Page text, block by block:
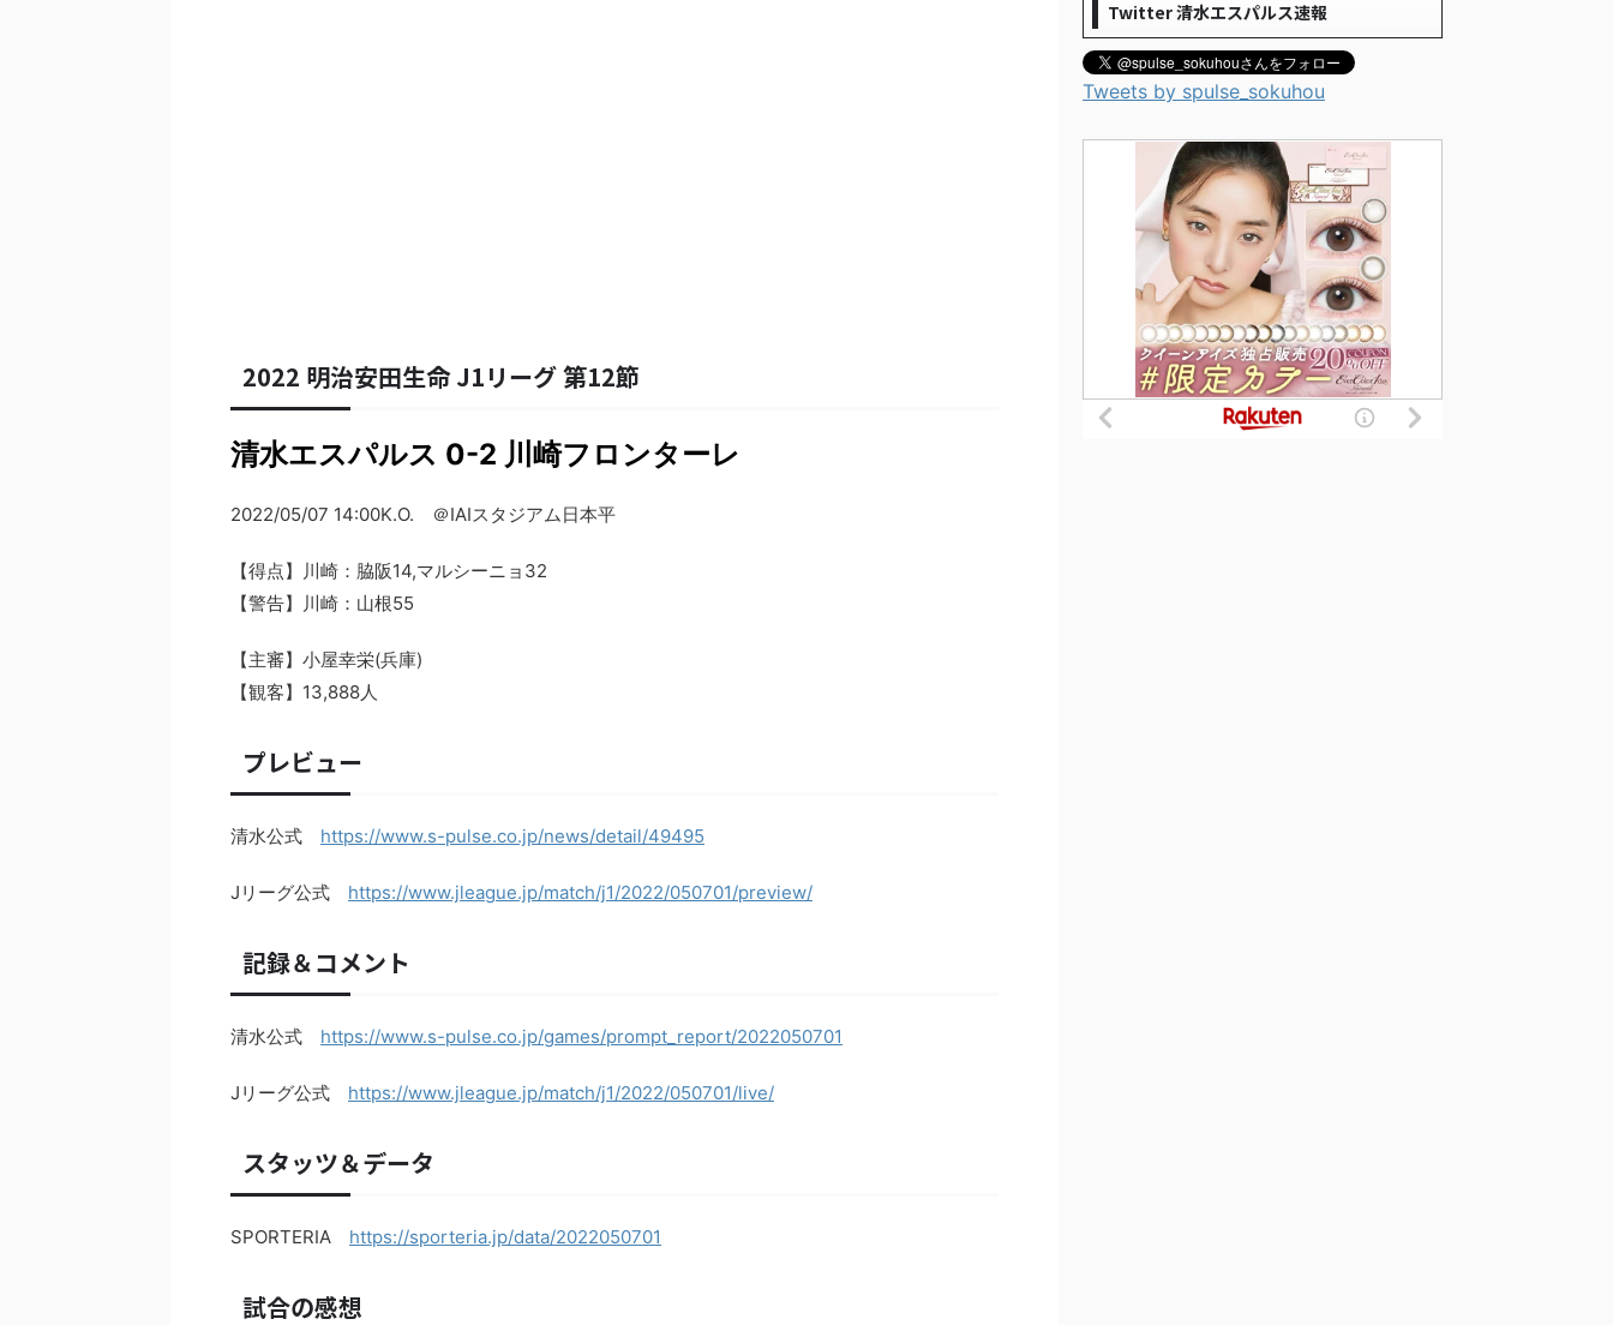
2022 明治安田生命 J1リーグ 第12節
清水エスパルス 0-2 川崎フロンターレ
2022/05/07 14:00K.O. ＠IAIスタジアム日本平
【得点】川崎：脇阪14,マルシーニョ32
【警告】川崎：山根55
【主審】小屋幸栄(兵庫)
【観客】13,888人
プレビュー
清水公式 https://www.s-pulse.co.jp/news/detail/49495
Jリーグ公式 https://www.jleague.jp/match/j1/2022/050701/preview/
記録＆コメント
清水公式 https://www.s-pulse.co.jp/games/prompt_report/2022050701
Jリーグ公式 https://www.jleague.jp/match/j1/2022/050701/live/
スタッツ＆データ
SPORTERIA https://sporteria.jp/data/2022050701
試合の感想
Twitter 清水エスパルス速報
Tweets by spulse_sokuhou